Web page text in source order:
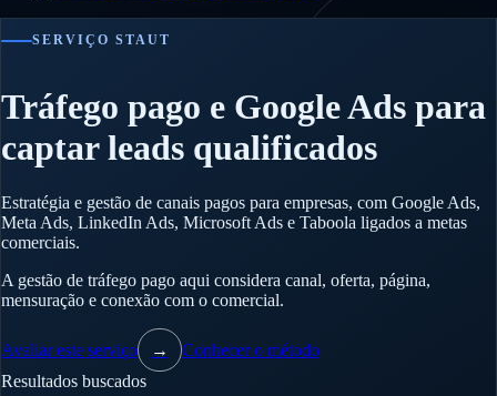
SERVIÇO STAUT
Tráfego pago e Google Ads para
captar leads qualificados
Estratégia e gestão de canais pagos para empresas, com Google Ads,
Meta Ads, LinkedIn Ads, Microsoft Ads e Taboola ligados a metas
comerciais.
A gestão de tráfego pago aqui considera canal, oferta, página,
mensuração e conexão com o comercial.
Avaliar este serviço →
Conhecer o método
Resultados buscados